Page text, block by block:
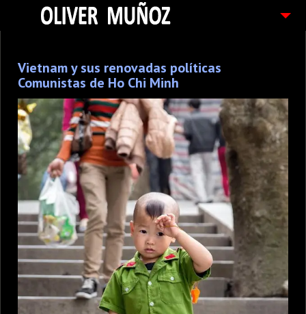
FOTOGRAFIAS
PEDIDOS
Vietnam y sus renovadas políticas
Comunistas de Ho Chi Minh